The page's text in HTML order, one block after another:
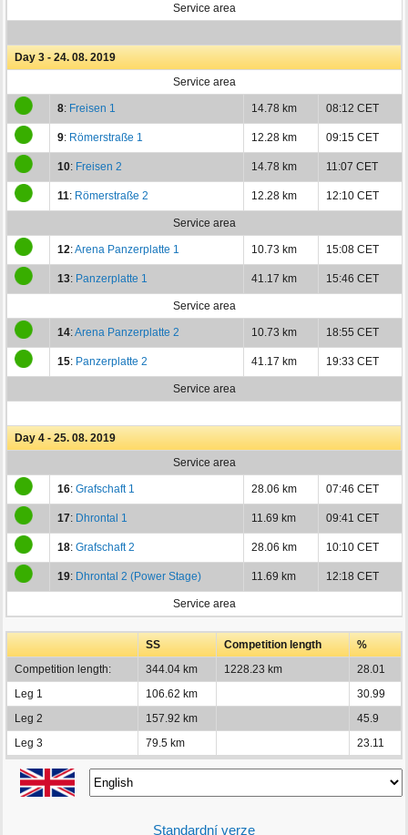
Service area
Day 3 - 24. 08. 2019
Service area
8: Freisen 1 14.78 km 08:12 CET
9: Römerstraße 1 12.28 km 09:15 CET
10: Freisen 2 14.78 km 11:07 CET
11: Römerstraße 2 12.28 km 12:10 CET
Service area
12:Arena Panzerplatte 1 10.73 km 15:08 CET
13: Panzerplatte 1 41.17 km 15:46 CET
Service area
14:Arena Panzerplatte 2 10.73 km 18:55 CET
15: Panzerplatte 2 41.17 km 19:33 CET
Service area
Day 4 - 25. 08. 2019
Service area
16: Grafschaft 1 28.06 km 07:46 CET
17: Dhrontal 1 11.69 km 09:41 CET
18: Grafschaft 2 28.06 km 10:10 CET
19: Dhrontal 2 (Power Stage) 11.69 km 12:18 CET
Service area
SS Competition length
%
Competition length:
344.04 km 1228.23 km
28.01
Leg 1
106.62 km
30.99
Leg 2
157.92 km
45.9
Leg 3
79.5 km 23.11
Standardní verze